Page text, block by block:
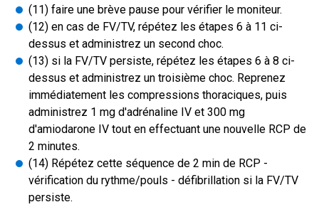
(11) faire une brève pause pour vérifier le moniteur.
(12) en cas de FV/TV, répétez les étapes 6 à 11 ci-
dessus et administrez un second choc.
(13) si la FV/TV persiste, répétez les étapes 6 à 8 ci-
dessus et administrez un troisième choc. Reprenez
immédiatement les compressions thoraciques, puis
administrez 1 mg d'adrénaline IV et 300 mg
d'amiodarone IV tout en effectuant une nouvelle RCP de
2 minutes.
(14) Répétez cette séquence de 2 min de RCP -
vérification du rythme/pouls - défibrillation si la FV/TV
persiste.